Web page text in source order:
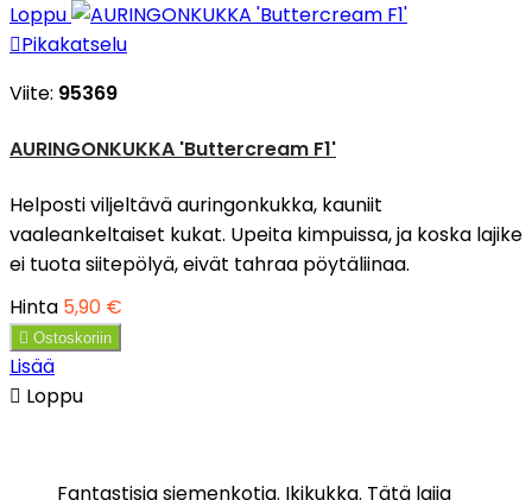
Loppu
Pikakatselu
Viite: 95369
AURINGONKUKKA 'Buttercream F1'
Helposti viljeltävä auringonkukka, kauniit
vaaleankeltaiset kukat. Upeita kimpuissa, ja koska lajike
ei tuota siitepölyä, eivät tahraa pöytäliinaa.
Hinta 5,90 €
 Ostoskoriin
Lisää
 Loppu
Fantastisia siemenkotia. Ikikukka. Tätä lajia